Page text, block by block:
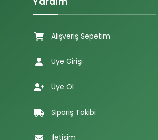
Alışveriş Sepetim
Üye Girişi
Üye Ol
Sipariş Takibi
İletişim